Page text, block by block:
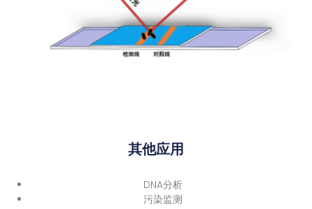
其他应用
DNA分析
污染监测